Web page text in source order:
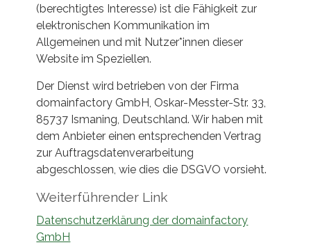
(berechtigtes Interesse) ist die Fähigkeit zur
elektronischen Kommunikation im
Allgemeinen und mit Nutzer*innen dieser
Website im Speziellen.
Der Dienst wird betrieben von der Firma
domainfactory GmbH, Oskar-Messter-Str. 33,
85737 Ismaning, Deutschland. Wir haben mit
dem Anbieter einen entsprechenden Vertrag
zur Auftragsdatenverarbeitung
abgeschlossen, wie dies die DSGVO vorsieht.
Weiterführender Link
Datenschutzerklärung der domainfactory
GmbH